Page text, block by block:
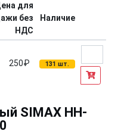
для
без
НДС
Наличие
250₽ 131 шт.
SIMAX НН-